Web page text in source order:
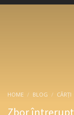
HOME BLOG CĂRȚI
Zbor întrerupt